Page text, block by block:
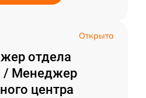
Открыта
отдела
/ Менеджер
центра